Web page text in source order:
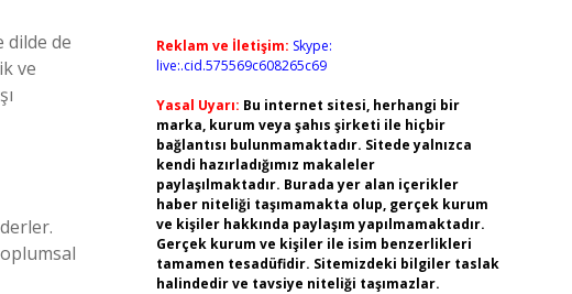
dilde de
ve
Reklam ve İletişim: Skype:
live:.cid.575569c608265c69
Yasal Uyarı: Bu internet sitesi, herhangi bir
marka, kurum veya şahıs şirketi ile hiçbir
bağlantısı bulunmamaktadır. Sitede yalnızca
kendi hazırladığımız makaleler
paylaşılmaktadır. Burada yer alan içerikler
haber niteliği taşımamakta olup, gerçek kurum
ve kişiler hakkında paylaşım yapılmamaktadır.
Gerçek kurum ve kişiler ile isim benzerlikleri
tamamen tesadüfidir. Sitemizdeki bilgiler taslak
halindedir ve tavsiye niteliği taşımazlar.